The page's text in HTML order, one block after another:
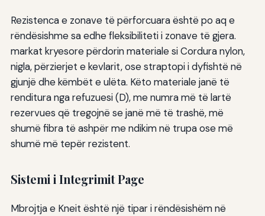
Rezistenca e zonave të përforcuara është po aq e
rëndësishme sa edhe fleksibiliteti i zonave të gjera.
markat kryesore përdorin materiale si Cordura nylon,
nigla, përzierjet e kevlarit, ose straptopi i dyfishtë në
gjunjë dhe këmbët e ulëta. Këto materiale janë të
renditura nga refuzuesi (D), me numra më të lartë
rezervues që tregojnë se janë më të trashë, më
shumë fibra të ashpër me ndikim në trupa ose më
shumë më tepër rezistent.
Sistemi i Integrimit Page
Mbrojtja e Kneit është një tipar i rëndësishëm në